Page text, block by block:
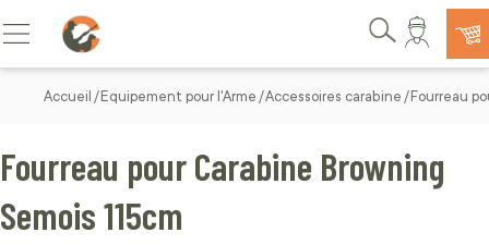
Allez au contenu
Basculer la navigation
Rechercher
Accueil Equipement pour l'Arme Accessoires carabine Fourreau
Fourreau pour Carabine Browning
Semois 115cm